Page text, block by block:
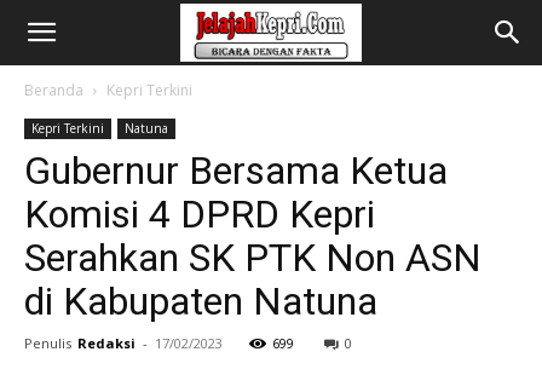
Beranda Kepri Terkini
Kepri Terkini Natuna
Gubernur Bersama Ketua
Komisi 4 DPRD Kepri
Serahkan SK PTK Non ASN
di Kabupaten Natuna
Penulis Redaksi - 17/02/2023 699 0